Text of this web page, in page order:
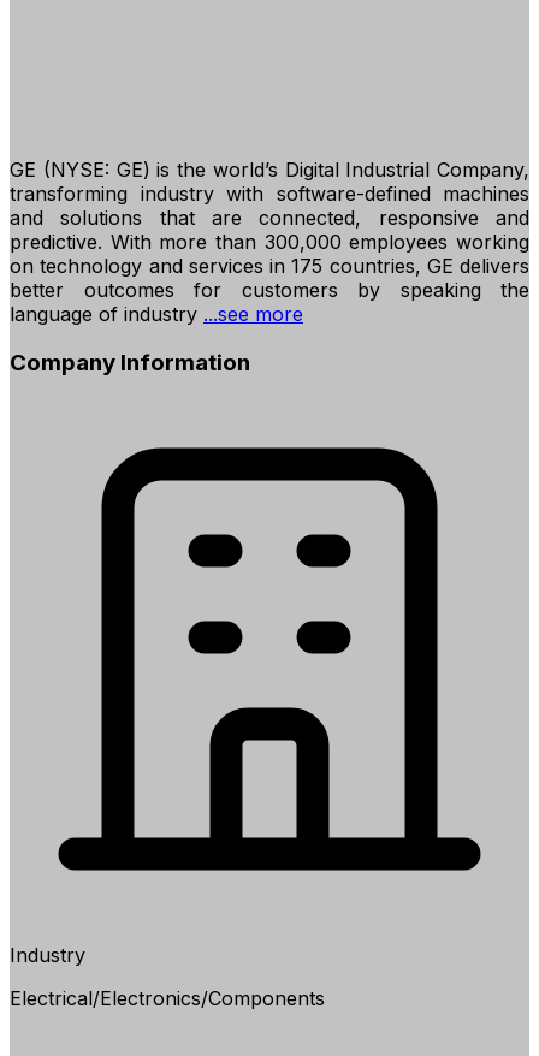
GE (NYSE: GE) is the world’s Digital Industrial Company,
transforming industry with software-defined machines
and solutions that are connected, responsive and
predictive. With more than 300,000 employees working
on technology and services in 175 countries, GE delivers
better outcomes for customers by speaking the
language of industry ...see more
Company Information
Industry
Electrical/Electronics/Components